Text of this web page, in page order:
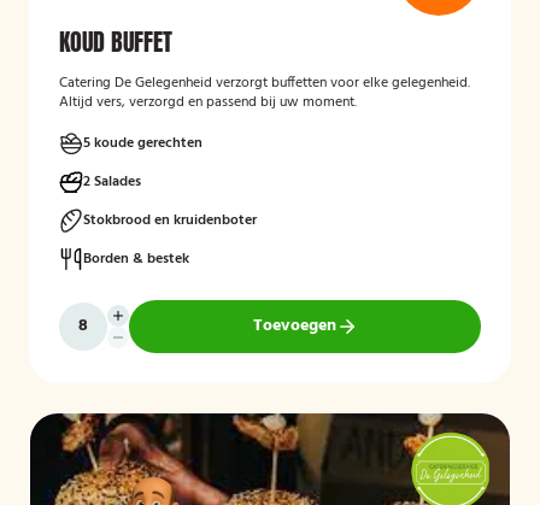
KOUD BUFFET
Catering De Gelegenheid verzorgt buffetten voor elke gelegenheid.
Altijd vers, verzorgd en passend bij uw moment.
5 koude gerechten
2 Salades
Stokbrood en kruidenboter
Borden & bestek
Toevoegen